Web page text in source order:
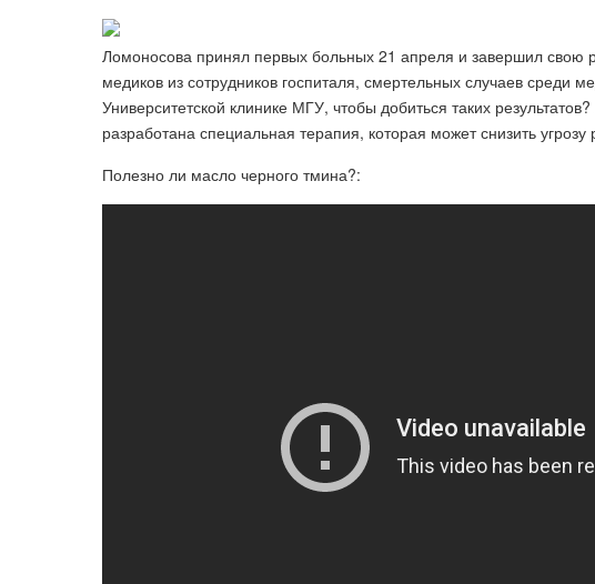
Ломоносова принял первых больных 21 апреля и завершил свою
медиков из сотрудников госпиталя, смертельных случаев
Университетской клинике МГУ, чтобы добиться таких
разработана специальная терапия, которая может снизить
Полезно ли масло черного тмина?: